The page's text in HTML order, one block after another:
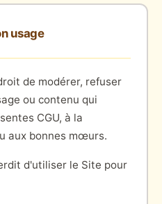
usage
de modérer, refuser
ou contenu qui
CGU, à la
aux bonnes mœurs.
d'utiliser le Site pour